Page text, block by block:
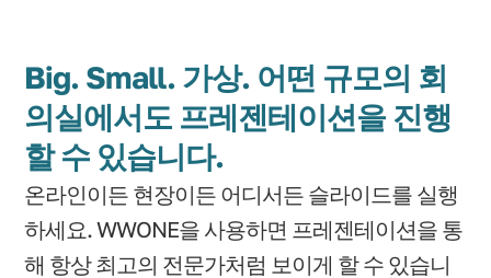
Big. Small. 가상. 어떤 규모의 회
의실에서도 프레젠테이션을 진행
할 수 있습니다.
온라인이든 현장이든 어디서든 슬라이드를 실행
하세요. WWONE을 사용하면 프레젠테이션을 통
해 항상 최고의 전문가처럼 보이게 할 수 있습니